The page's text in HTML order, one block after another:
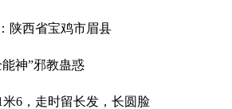
陕西省宝鸡市眉县
神”邪教蛊惑
6，走时留长发，长圆脸